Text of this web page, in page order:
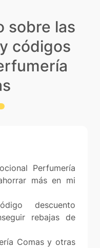
sobre las
códigos
Perfumería
más en mi
descuento
rebajas de
Comas y otras